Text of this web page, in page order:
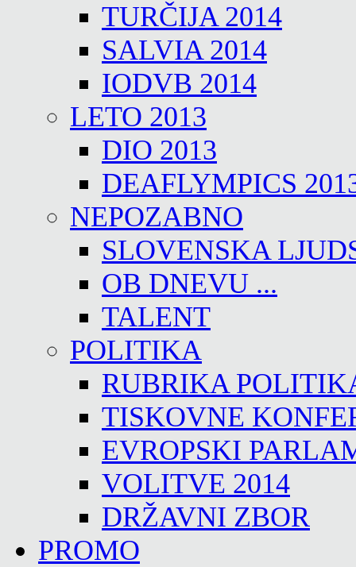
TURČIJA 2014
SALVIA 2014
IODVB 2014
LETO 2013
DIO 2013
DEAFLYMPICS
NEPOZABNO
SLOVENSKA
OB DNEVU ...
TALENT
POLITIKA
RUBRIKA
TISKOVNE
EVROPSKI
VOLITVE 2014
DRŽAVNI ZBOR
PROMO